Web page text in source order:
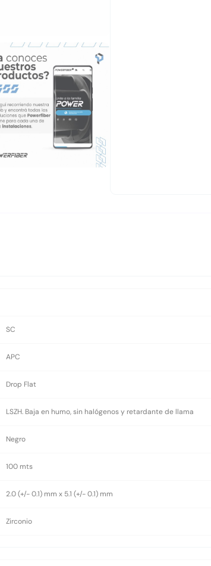
SC
APC
Drop Flat
LSZH. Baja en humo, sin halógenos y retardante de llama
Negro
100 mts
2.0 (+/- 0.1) mm x 5.1 (+/- 0.1) mm
Zirconio